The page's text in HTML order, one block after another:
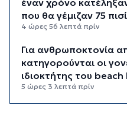
έναν χρόνο
που θα γέμιζαν 75
4 ώρες 56 λεπτά πρίν
Για ανθρωποκτονία
κατηγορούνται οι
ιδιοκτήτης του
5 ώρες 3 λεπτά πρίν